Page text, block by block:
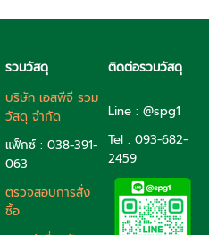
รวมวัสดุ ติดต่อรวมวัสดุ
บริษัท เอสพีจี รวม
วัสดุ จำกัด
แฟ็กซ์ : 038-391-
063
ตรวจสอบการสั่ง
ซื้อ
Line : @spg1
Tel : 093-682-
2459